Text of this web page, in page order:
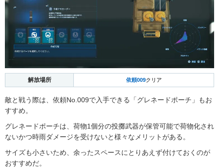
解放場所 依頼009クリア
敵と戦う際は、依頼No.009で入手できる「グレネードポーチ」もお
すすめ。
グレネードポーチは、荷物1個分の投擲武器が保管可能で荷物化され
ないかつ時雨ダメージを受けないと様々なメリットがある。
サイズも小さいため、余ったスペースにとりあえず付けておくのが
おすすめだ。